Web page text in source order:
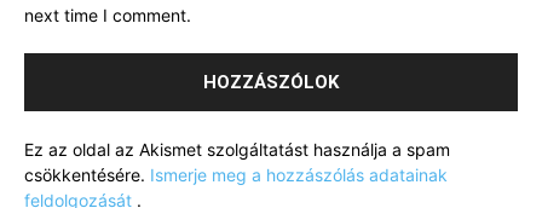
next time I comment.
Ez az oldal az Akismet szolgáltatást használja a spam
csökkentésére. Ismerje meg a hozzászólás adatainak
feldolgozását .